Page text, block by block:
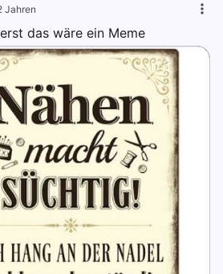
Jahren
das wäre ein Meme